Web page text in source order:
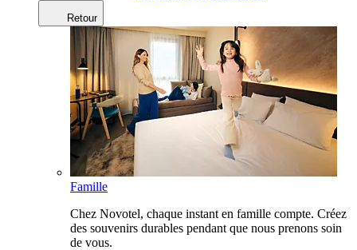
Retour
Famille
Chez Novotel, chaque instant en famille compte. Créez
des souvenirs durables pendant que nous prenons soin
de vous.